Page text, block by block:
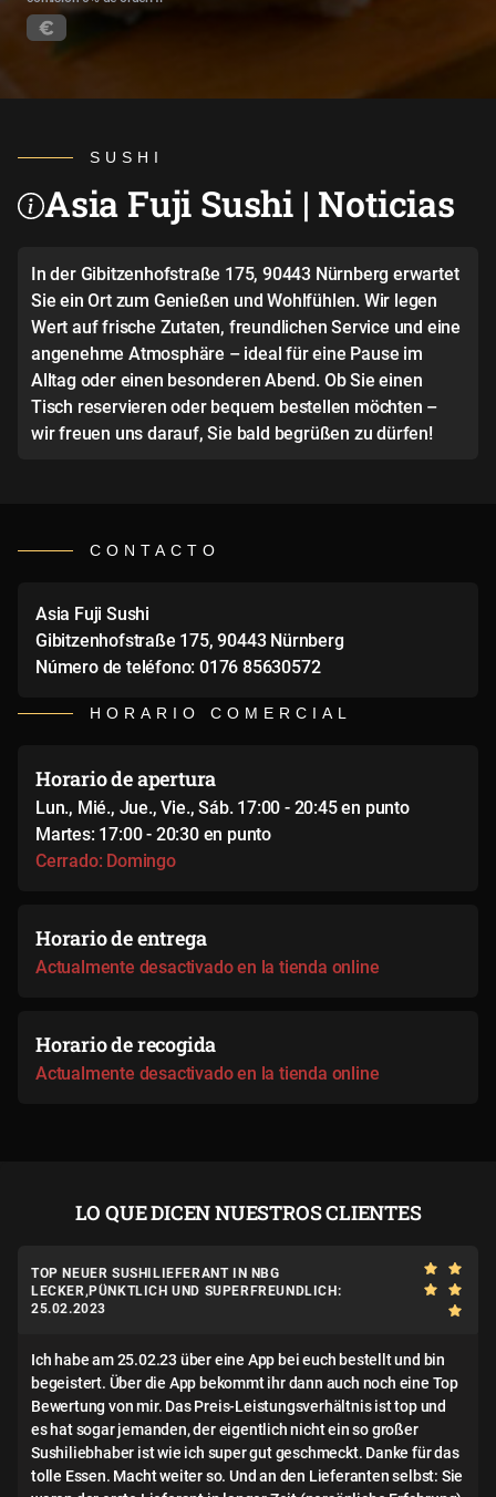
SUSHI
Asia Fuji Sushi | Noticias
In der Gibitzenhofstraße 175, 90443 Nürnberg erwartet
Sie ein Ort zum Genießen und Wohlfühlen. Wir legen
Wert auf frische Zutaten, freundlichen Service und eine
angenehme Atmosphäre – ideal für eine Pause im
Alltag oder einen besonderen Abend. Ob Sie einen
Tisch reservieren oder bequem bestellen möchten –
wir freuen uns darauf, Sie bald begrüßen zu dürfen!
CONTACTO
Asia Fuji Sushi
Gibitzenhofstraße 175, 90443 Nürnberg
Número de teléfono: 0176 85630572
HORARIO COMERCIAL
Horario de apertura
Lun., Mié., Jue., Vie., Sáb. 17:00 - 20:45 en punto
Martes: 17:00 - 20:30 en punto
Cerrado: Domingo
Horario de entrega
Actualmente desactivado en la tienda online
Horario de recogida
Actualmente desactivado en la tienda online
LO QUE DICEN NUESTROS CLIENTES
TOP NEUER SUSHILIEFERANT IN NBG
LECKER,PÜNKTLICH UND SUPERFREUNDLICH:
25.02.2023
Ich habe am 25.02.23 über eine App bei euch bestellt und bin
begeistert. Über die App bekommt ihr dann auch noch eine Top
Bewertung von mir. Das Preis-Leistungsverhältnis ist top und
es hat sogar jemanden, der eigentlich nicht ein so großer
Sushiliebhaber ist wie ich super gut geschmeckt. Danke für das
tolle Essen. Macht weiter so. Und an den Lieferanten selbst: Sie